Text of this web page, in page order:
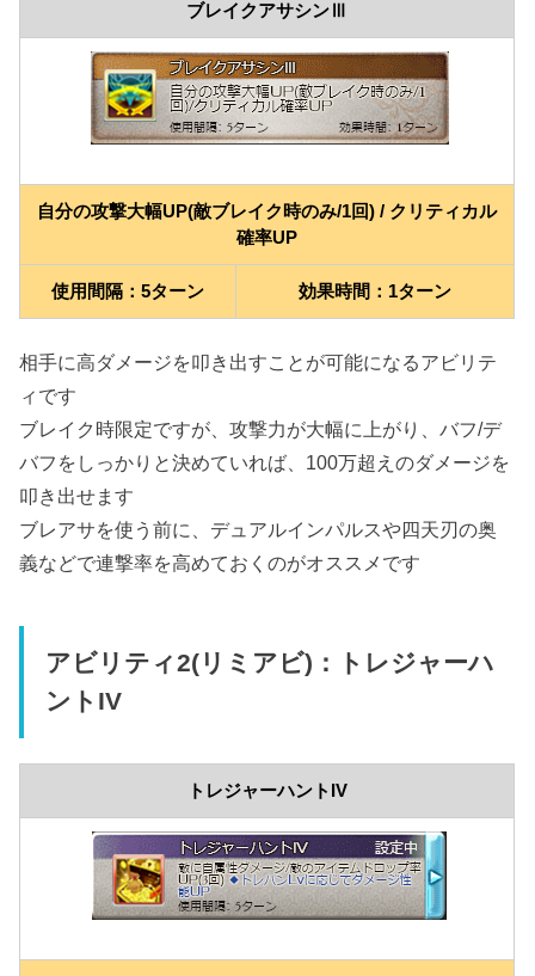
ブレイクアサシンⅢ
自分の攻撃大幅UP(敵ブレイク時のみ/1回) / クリティカル
確率UP
使用間隔：5ターン 効果時間：1ターン
相手に高ダメージを叩き出すことが可能になるアビリテ
ィです
ブレイク時限定ですが、攻撃力が大幅に上がり、バフ/デ
バフをしっかりと決めていれば、100万超えのダメージを
叩き出せます
ブレアサを使う前に、デュアルインパルスや四天刃の奥
義などで連撃率を高めておくのがオススメです
アビリティ2(リミアビ)：トレジャーハ
ントIV
トレジャーハントIV